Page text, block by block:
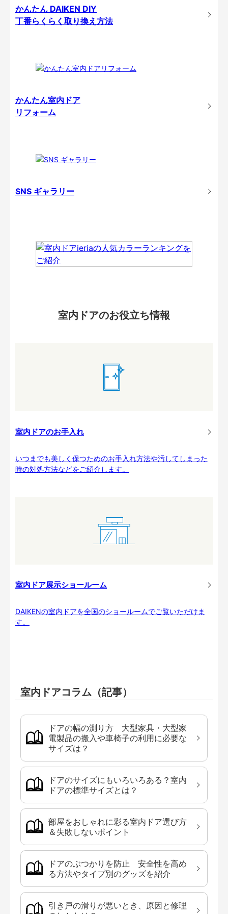
かんたん DAIKEN DIY
丁番らくらく取り換え方法
かんたん室内ドア
リフォーム
SNS ギャラリー
室内ドアのお役立ち情報
室内ドアのお手入れ
いつまでも美しく保つためのお手入れ方法や汚してしまった
時の対処方法などをご紹介します。
室内ドア展示ショールーム
DAIKENの室内ドアを全国のショールームでご覧いただけま
す。
室内ドアコラム（記事）
ドアの幅の測り方 大型家具・大型家
電製品の搬入や車椅子の利用に必要な
サイズは？
ドアのサイズにもいろいろある？室内
ドアの標準サイズとは？
部屋をおしゃれに彩る室内ドア選び方
＆失敗しないポイント
ドアのぶつかりを防止 安全性を高め
る方法やタイプ別のグッズを紹介
引き戸の滑りが悪いとき、原因と修理